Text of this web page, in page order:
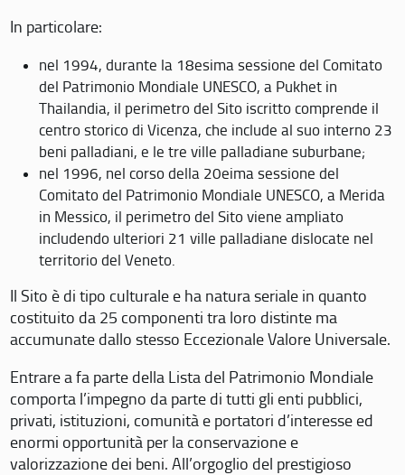
In particolare:
nel 1994, durante la 18esima sessione del Comitato
del Patrimonio Mondiale UNESCO, a Pukhet in
Thailandia, il perimetro del Sito iscritto comprende il
centro storico di Vicenza, che include al suo interno 23
beni palladiani, e le tre ville palladiane suburbane;
nel 1996, nel corso della 20eima sessione del
Comitato del Patrimonio Mondiale UNESCO, a Merida
in Messico, il perimetro del Sito viene ampliato
includendo ulteriori 21 ville palladiane dislocate nel
territorio del Veneto.
Il Sito è di tipo culturale e ha natura seriale in quanto
costituito da 25 componenti tra loro distinte ma
accumunate dallo stesso Eccezionale Valore Universale.
Entrare a fa parte della Lista del Patrimonio Mondiale
comporta l’impegno da parte di tutti gli enti pubblici,
privati, istituzioni, comunità e portatori d’interesse ed
enormi opportunità per la conservazione e
valorizzazione dei beni. All’orgoglio del prestigioso